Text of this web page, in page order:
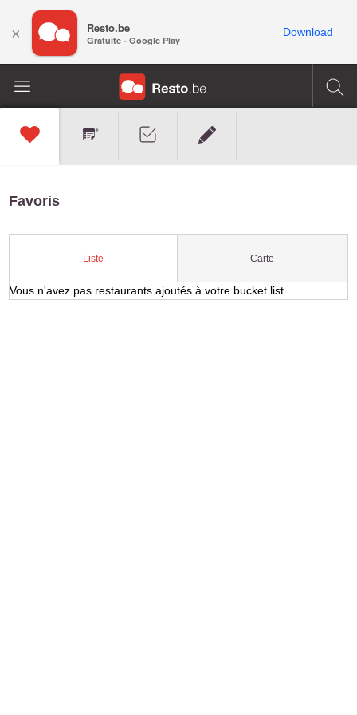
Favoris
Liste Carte
Vous n'avez pas restaurants ajoutés à votre bucket list.
× Resto.be
Gratuite - Google Play
Download